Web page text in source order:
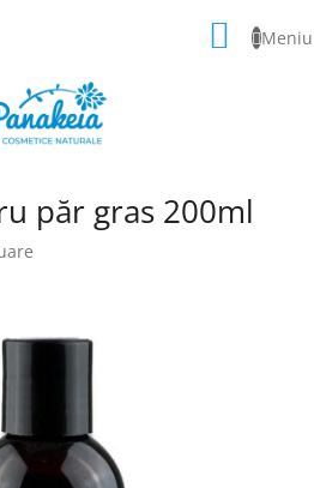
COŞ
păr gras 200ml